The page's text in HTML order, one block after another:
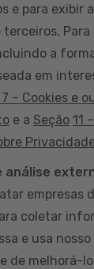
e para exibir
Para
a
em
– Cookies e
e a Seção 11
análise
empresas
coletar
e usa
de melhorá-